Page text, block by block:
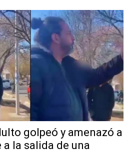
golpeó y amenazó a
la salida de una